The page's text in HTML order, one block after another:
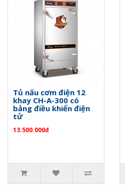
Tủ nấu cơm điện 12
khay CH-A-300 có
bảng điều khiển điện
tử
13.500.000đ